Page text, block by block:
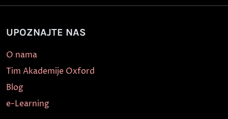
UPOZNAJTE NAS
O nama
Tim Akademije Oxford
Blog
e-Learning